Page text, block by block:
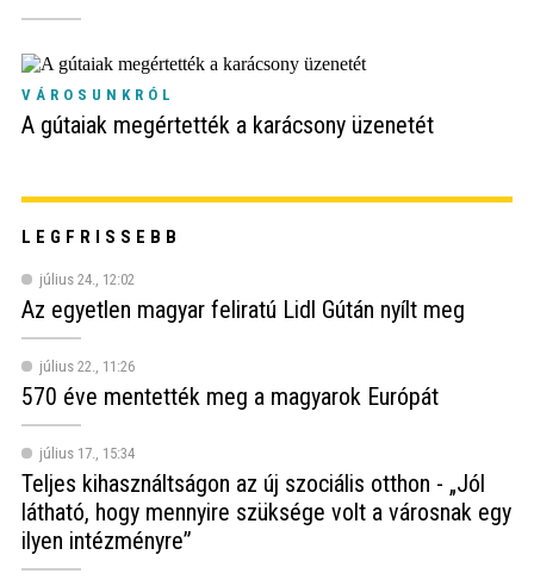
VÁROSUNKRÓL
A gútaiak megértették a karácsony üzenetét
LEGFRISSEBB
július 24., 12:02
Az egyetlen magyar feliratú Lidl Gútán nyílt meg
július 22., 11:26
570 éve mentették meg a magyarok Európát
július 17., 15:34
Teljes kihasználtságon az új szociális otthon - „Jól
látható, hogy mennyire szüksége volt a városnak egy
ilyen intézményre”